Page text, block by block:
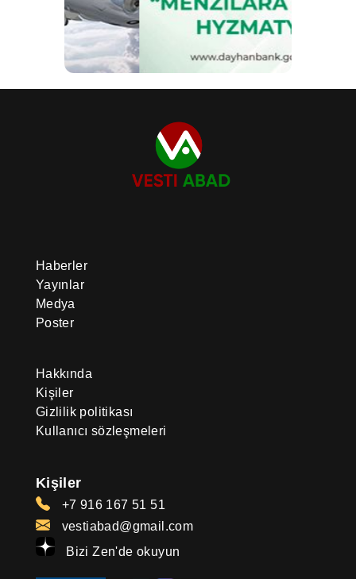
Haberler
Yayınlar
Medya
Poster
Hakkında
Kişiler
Gizlilik politikası
Kullanıcı sözleşmeleri
Kişiler
+7 916 167 51 51
vestiabad@gmail.com
Bizi Zen'de okuyun